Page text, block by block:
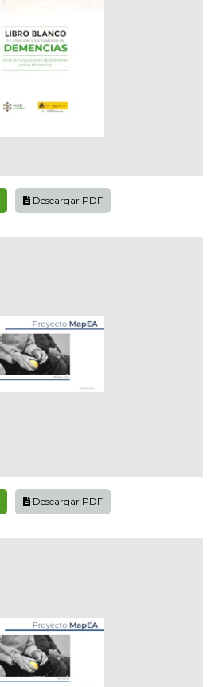
Descargar PDF
Descargar PDF